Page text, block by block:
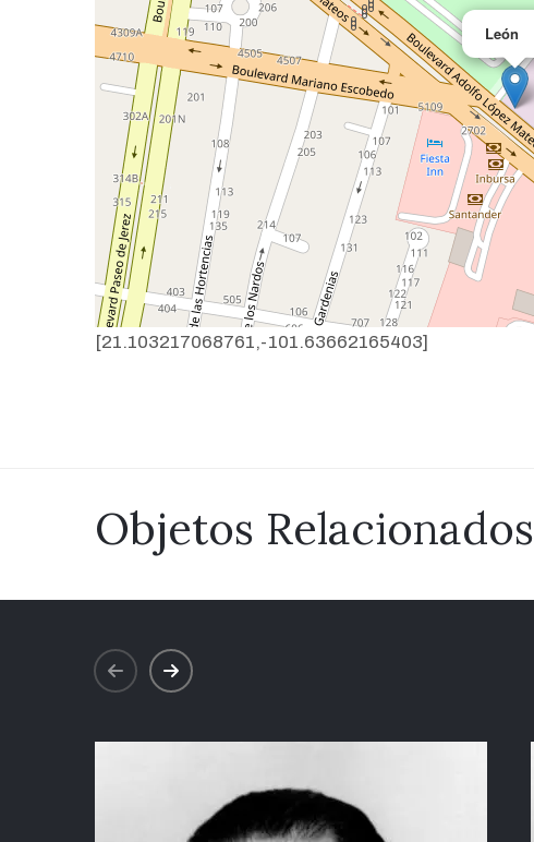
León
[21.103217068761,-101.63662165403]
Objetos Relacionados
prev next